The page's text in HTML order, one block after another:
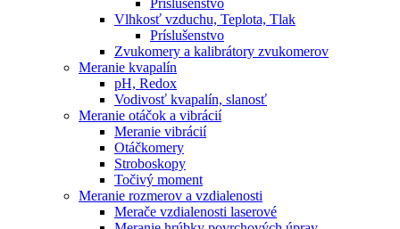
Vlhkosť vzduchu, Teplota, Tlak
Príslušenstvo
Zvukomery a kalibrátory zvukomerov
Meranie kvapalín
pH, Redox
Vodivosť kvapalín, slanosť
Meranie otáčok a vibrácií
Meranie vibrácií
Otáčkomery
Stroboskopy
Točivý moment
Meranie rozmerov a vzdialenosti
Merače vzdialenosti laserové